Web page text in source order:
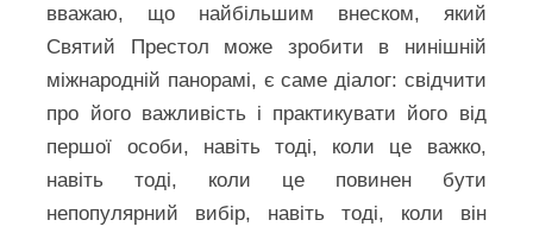
вважаю, що найбільшим внеском, який
Святий Престол може зробити в нинішній
міжнародній панорамі, є саме діалог: свідчити
про його важливість і практикувати його від
першої особи, навіть тоді, коли це важко,
навіть тоді, коли це повинен бути
непопулярний вибір, навіть тоді, коли він